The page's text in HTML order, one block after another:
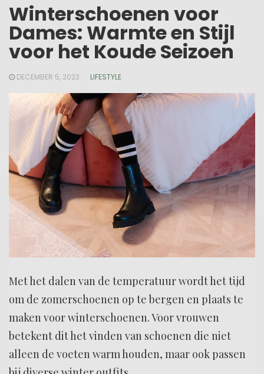
Winterschoenen voor
Dames: Warmte en Stijl
voor het Koude Seizoen
DECEMBER 5, 2023 LIFESTYLE
Met het dalen van de temperatuur wordt het tijd
om de zomerschoenen op te bergen en plaats te
maken voor winterschoenen. Voor vrouwen
betekent dit het vinden van schoenen die niet
alleen de voeten warm houden, maar ook passen